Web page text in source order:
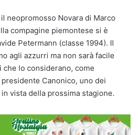
neopromosso Novara di Marco
compagine piemontese si è
Petermann (classe 1994). Il
agli azzurri ma non sarà facile
lo considerano, come
Canonico, uno dei
vista della prossima stagione.